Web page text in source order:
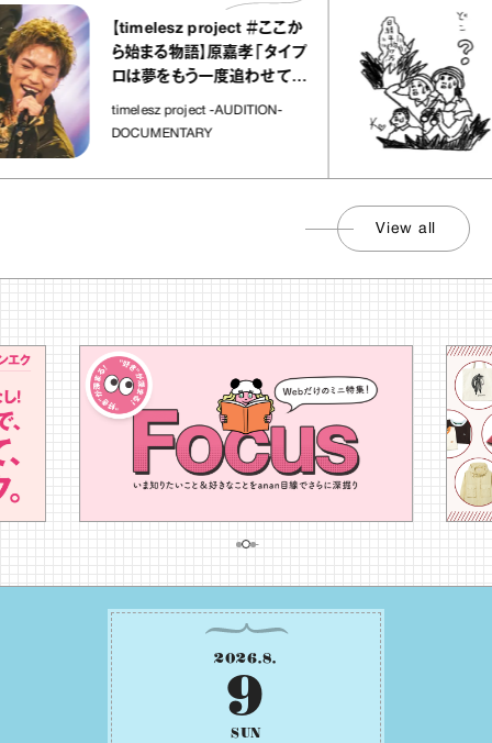
【timelesz project ＃ここか
ら始まる物語】原嘉孝「タイプ
ロは夢をもう一度追わせてく
れた場所」
timelesz project -AUDITION-
DOCUMENTARY
View all
2026.8.
9
SUN